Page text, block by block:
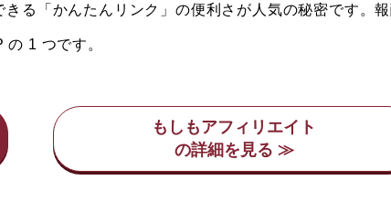
る「かんたんリンク」の便利さが人気の秘密です。報
1 つです。
もしもアフィリエイト